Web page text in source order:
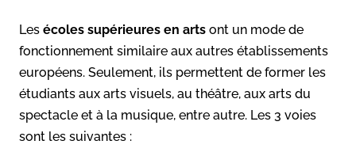
Les écoles supérieures en arts ont un mode de
fonctionnement similaire aux autres établissements
européens. Seulement, ils permettent de former les
étudiants aux arts visuels, au théâtre, aux arts du
spectacle et à la musique, entre autre. Les 3 voies
sont les suivantes :